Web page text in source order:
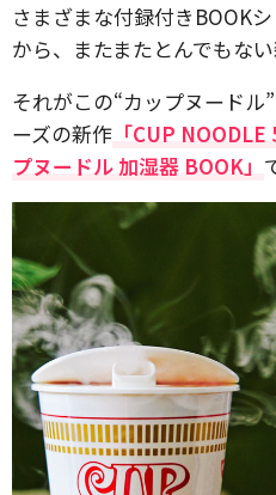
さまざまな付録付きBOOK
から、またまたとんでもな
それがこの“カップヌードル
ーズの新作 「CUP
プヌードル 加湿器 BOOK」